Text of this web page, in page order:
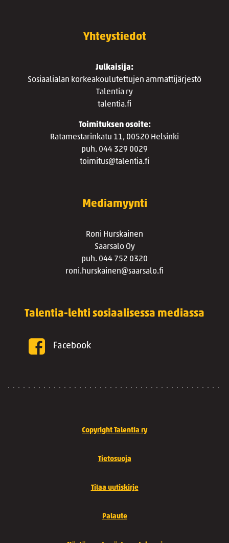
Yhteystiedot
Julkaisija:
Sosiaalialan korkeakoulutettujen ammattijärjestö
Talentia ry
talentia.fi
Toimituksen osoite:
Ratamestarinkatu 11, 00520 Helsinki
puh. 044 329 0029
toimitus@talentia.fi
Mediamyynti
Roni Hurskainen
Saarsalo Oy
puh. 044 752 0320
roni.hurskainen@saarsalo.fi
Talentia-lehti sosiaalisessa mediassa
Facebook
Copyright Talentia ry
Tietosuoja
Tilaa uutiskirje
Palaute